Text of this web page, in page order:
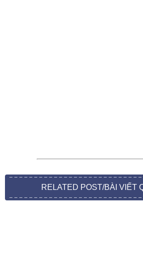
RELATED POST/BÀI VIẾT